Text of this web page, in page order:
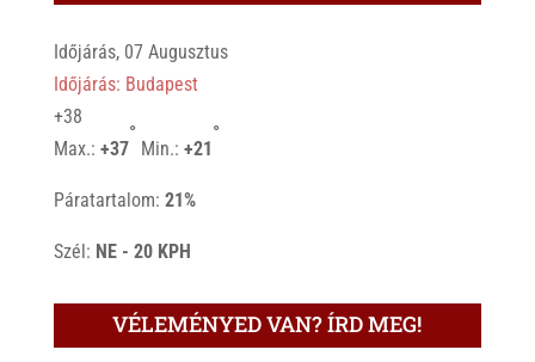
Időjárás, 07 Augusztus
Időjárás: Budapest
+38
Max.: +37
°
Min.: +21
°
Páratartalom: 21%
Szél: NE - 20 KPH
VÉLEMÉNYED VAN? ÍRD MEG!